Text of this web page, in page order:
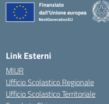
Link Esterni
MIUR
Ufficio Scolastico Regionale
Ufficio Scolastico Territoriale